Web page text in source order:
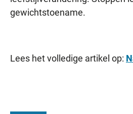
gewichtstoename.
Lees het volledige artikel op: